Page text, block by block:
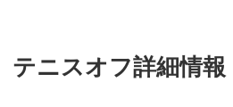
テニスオフ詳細情報